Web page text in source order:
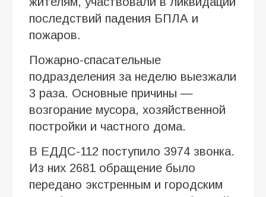
последствий падения БПЛА и
пожаров.
Пожарно-спасательные
подразделения за неделю выезжали
3 раза. Основные причины —
возгорание мусора, хозяйственной
постройки и частного дома.
В ЕДДС-112 поступило 3974 звонка.
Из них 2681 обращение было
передано экстренным и городским